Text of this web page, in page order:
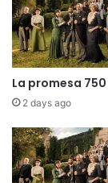
La promesa
2 days ago